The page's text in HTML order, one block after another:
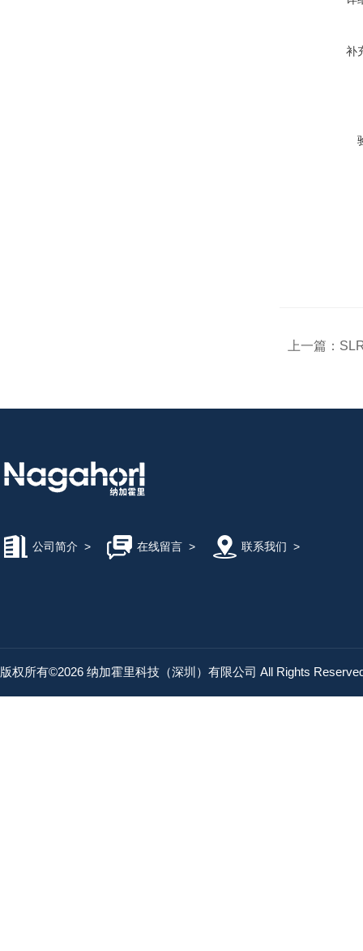
补
上一篇：
公司简介 > 在线留言> 联系我们 >
版权所有©2026 纳加霍里科技（深圳）有限公司 All Rights